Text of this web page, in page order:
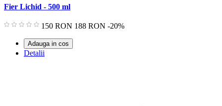
Fier Lichid - 500 ml
150 RON Pret
188 RON -20%Pret
Adauga in cos
Detalii